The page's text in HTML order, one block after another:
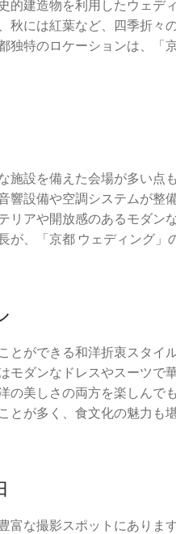
的建造物を利用したウェデ
秋には紅葉など、四季折々
特のロケーションは、「
設を備えた会場が多い点
設備や空調システムが整
アや開放感のあるモダン
、「京都 ウェディング」
ができる和洋折衷スタイ
ダンなドレスやスーツで
美しさの両方を楽しんで
が多く、食文化の魅力も堪
な撮影スポットにありま